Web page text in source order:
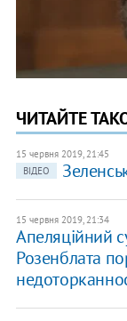
ЧИТАЙТЕ
15 червня 2019, 21:45
ВІДЕО
15 червня 2019, 21:34
Апеляційний
Розенблата